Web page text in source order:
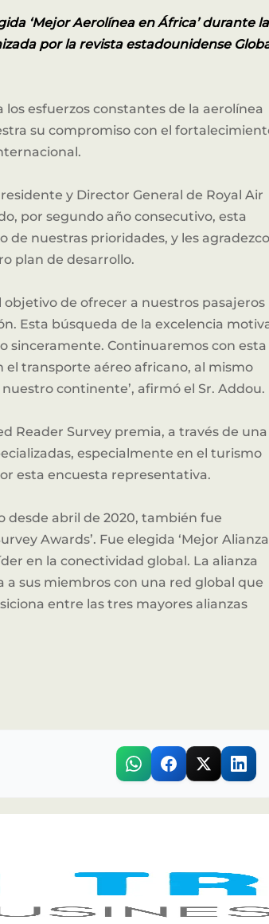
‘Mejor Aerolínea en África’ durante la
por la revista estadounidense
esfuerzos constantes de la aerolínea
su compromiso con el
y Director General de Royal Air
por segundo año consecutivo, esta
de nuestras prioridades, y les agradezco
plan de desarrollo.
objetivo de ofrecer a nuestros pasajeros
Esta búsqueda de la excelencia
sinceramente. Continuaremos con esta
el transporte aéreo africano, al mismo
continente’, afirmó el Sr. Addou.
Reader Survey premia, a través de una
especialmente en el turismo
esta encuesta representativa.
desde abril de 2020, también fue
Awards’. Fue elegida ‘Mejor Alianza
en la conectividad global. La alianza
a sus miembros con una red global que
entre las tres mayores alianzas
clave de la innovación en África.
Hacerse Patrocinador